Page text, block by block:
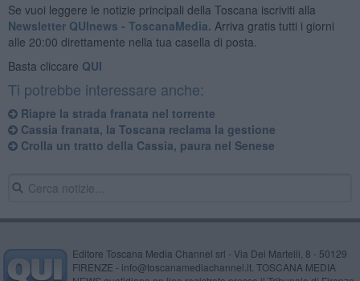
Se vuoi leggere le notizie principali della Toscana iscriviti alla
Newsletter QUInews - ToscanaMedia. Arriva gratis tutti i giorni
alle 20:00 direttamente nella tua casella di posta.
Basta cliccare QUI
Ti potrebbe interessare anche:
Riapre la strada franata nel torrente
Cassia franata, la Toscana reclama la gestione
Crolla un tratto della Cassia, paura nel Senese
Editore Toscana Media Channel srl - Via Dei Martelli, 8 - 50129
FIRENZE - info@toscanamediachannel.it. TOSCANA MEDIA